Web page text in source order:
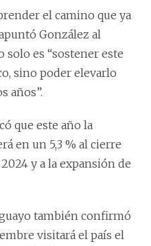
el camino que ya
González al
solo es “sostener este
sino poder elevarlo
años”.
que este año la
en un 5,3 % al cierre
y a la expansión de
también confirmó
visitará el país el